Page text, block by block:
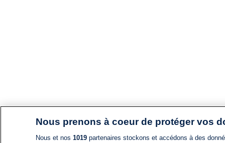
Nous prenons à coeur de protéger vos
Nous et nos 1019partenaires stockons et accédons à des